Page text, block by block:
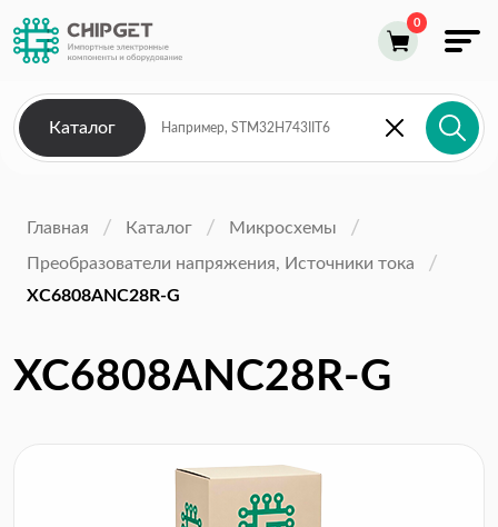
Каталог
Главная Каталог
Микросхемы
Преобразователи напряжения, Источники тока
XC6808ANC28R-G
XC6808ANC28R-G